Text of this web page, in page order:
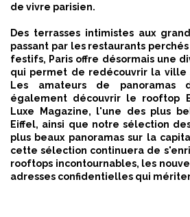
de vivre parisien.
Des terrasses intimistes aux
passant par les restaurants
festifs, Paris offre désormais une
qui permet de redécouvrir la ville
Les amateurs de panoramas
également découvrir le rooftop
Luxe Magazine, l'une des plus
Eiffel, ainsi que notre sélection
plus beaux panoramas sur la
cette sélection continuera de
rooftops incontournables, les
adresses confidentielles qui